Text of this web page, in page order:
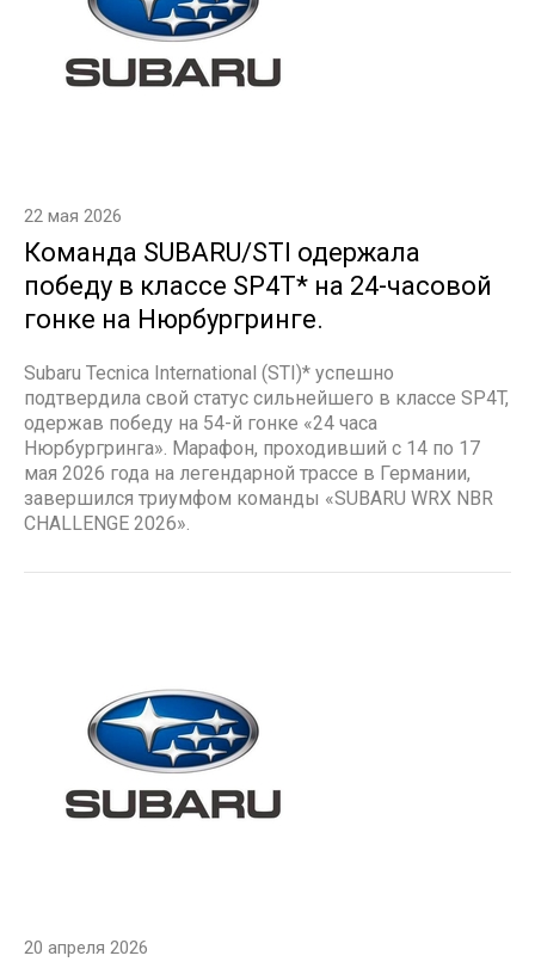
22 мая 2026
Команда SUBARU/STI одержала
победу в классе SP4T* на 24-часовой
гонке на Нюрбургринге.
Subaru Tecnica International (STI)* успешно
подтвердила свой статус сильнейшего в классе SP4T,
одержав победу на 54-й гонке «24 часа
Нюрбургринга». Марафон, проходивший с 14 по 17
мая 2026 года на легендарной трассе в Германии,
завершился триумфом команды «SUBARU WRX NBR
CHALLENGE 2026».
20 апреля 2026